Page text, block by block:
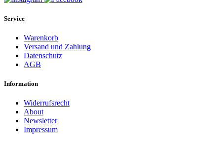
Service
Warenkorb
Versand und Zahlung
Datenschutz
AGB
Information
Widerrufsrecht
About
Newsletter
Impressum